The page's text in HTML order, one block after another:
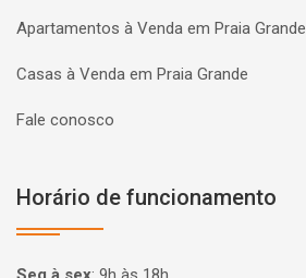
Apartamentos à Venda em Praia Grande
Casas à Venda em Praia Grande
Fale conosco
Horário de funcionamento